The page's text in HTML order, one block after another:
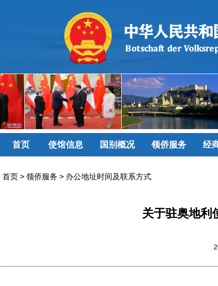
首页 使馆信息 国别概况 领侨服务 经
首页 > 领侨服务 > 办公地址时间及联系方式
关于驻奥地利